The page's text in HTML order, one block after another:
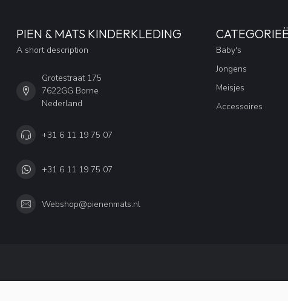
PIEN & MATS KINDERKLEDING
A short description
Grotestraat 175
7622GG Borne
Nederland
+31 6 11 19 75 07
+31 6 11 19 75 07
Webshop@pienenmats.nl
Baby's
Jongens
Meisjes
Accessoires